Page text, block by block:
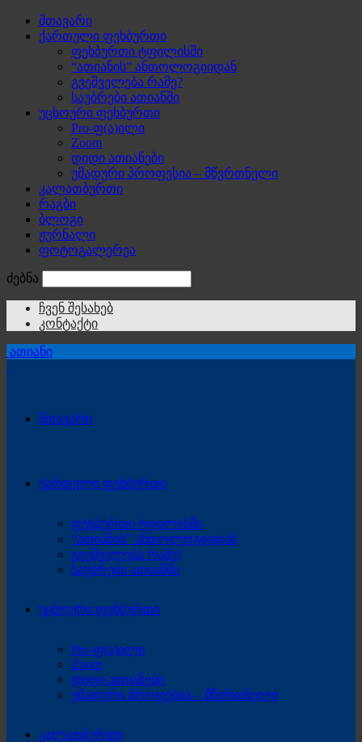
მთავარი
ქართული ფეხბურთი
ფეხბურთი ტფილისში
“ათიანის” ანთოლოგიიდან
გვეშველება რამე?
საუბრები ათიანში
უცხოური ფეხბურთი
Pro-ფ(ა)ილი
Zoom
დიდი ათიანები
უმადური პროფესია – მწვრთნელი
კალათბურთი
რაგბი
ბლოგი
ჟურნალი
ფოტოგალერეა
ძებნა
ჩვენ შესახებ
კონტაქტი
ათიანი
მთავარი
ქართული ფეხბურთი
ფეხბურთი ტფილისში
“ათიანის” ანთოლოგიიდან
გვეშველება რამე?
საუბრები ათიანში
უცხოური ფეხბურთი
Pro-ფ(ა)ილი
Zoom
დიდი ათიანები
უმადური პროფესია – მწვრთნელი
კალათბურთი